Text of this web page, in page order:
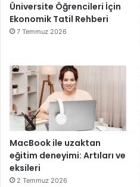
Üniversite Öğrencileri İçin
Ekonomik Tatil Rehberi
7 Temmuz 2026
MacBook ile uzaktan
eğitim deneyimi: Artıları ve
eksileri
2 Temmuz 2026